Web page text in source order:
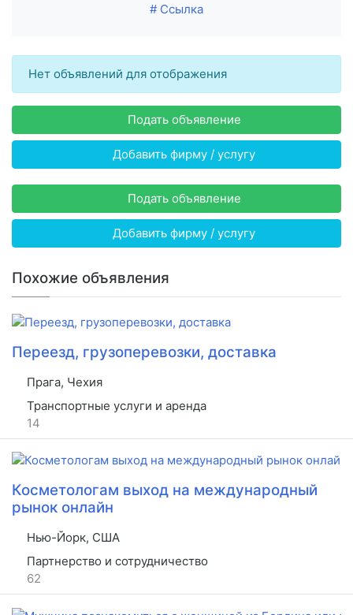
# Ссылка
Нет объявлений для отображения
Подать объявление
Добавить фирму / услугу
Подать объявление
Добавить фирму / услугу
Похожие объявления
Переезд, грузоперевозки, доставка
Прага, Чехия
Транспортные услуги и аренда
14
Косметологам выход на международный
рынок онлайн
Нью-Йорк, США
Партнерство и сотрудничество
62